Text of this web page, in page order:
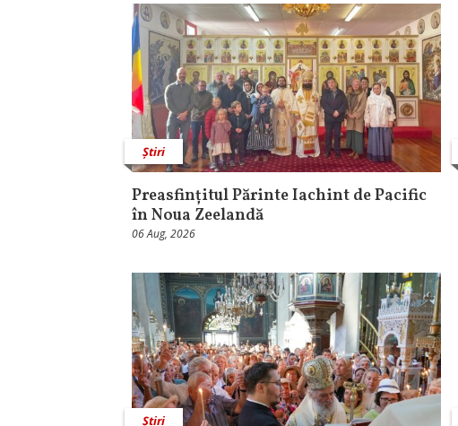
Știri
Preasfințitul Părinte Iachint de Pacific
în Noua Zeelandă
06 Aug, 2026
Știri